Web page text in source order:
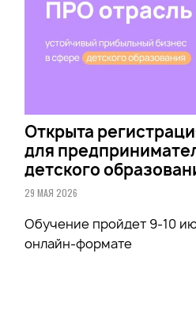
Открыта
для
детского
29 МАЯ 2026
Обучение пройдет 9-10
онлайн-формате